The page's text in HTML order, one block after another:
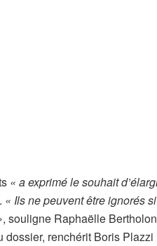
« a exprimé le souhait
« Ils ne peuvent être ignorés
, souligne Raphaëlle
dossier, renchérit Boris Plazzi